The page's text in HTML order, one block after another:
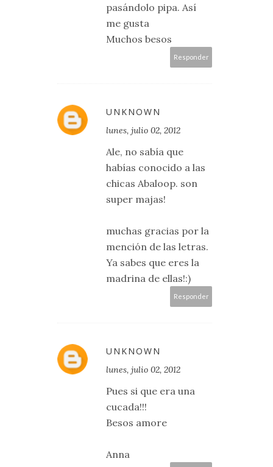
pasándolo pipa. Así
me gusta
Muchos besos
Responder
UNKNOWN
lunes, julio 02, 2012
Ale, no sabía que
habías conocido a las
chicas Abaloop. son
super majas!
muchas gracias por la
mención de las letras.
Ya sabes que eres la
madrina de ellas!:)
Responder
UNKNOWN
lunes, julio 02, 2012
Pues si que era una
cucada!!!
Besos amore
Anna